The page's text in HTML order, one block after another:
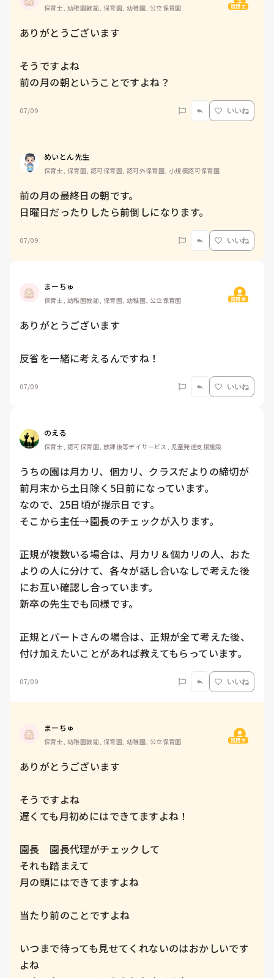
保育士, 幼稚園教諭, 保育園, 幼稚園, 公立保育園 質問主
ありがとうございます
そうですよね
前の月の朝ということですよね？
07/09 いいね
めいとん先生
保育士, 保育園, 認可保育園, 認可外保育園, 小規模認可保育園
前の月の最終日の朝です。
日曜日だったりしたら前倒しになります。
07/09 いいね
まーちゅ
保育士, 幼稚園教諭, 保育園, 幼稚園, 公立保育園 質問主
ありがとうございます
反省を一緒に考えるんですね！
07/09 いいね
のえる
保育士, 認可保育園, 放課後等デイサービス, 児童発達支援施設
うちの園は月カリ、個カリ、クラスだよりの締切が
前月末から土日除く5日前になっています。
なので、25日頃が提示日です。
そこから主任→園長のチェックが入ります。
正規が複数いる場合は、月カリ＆個カリの人、おた
よりの人に分けて、各々が話し合いなしで考えた後
にお互い確認し合っています。
新卒の先生でも同様です。
正規とパートさんの場合は、正規が全て考えた後、
付け加えたいことがあれば教えてもらっています。
07/09 いいね
まーちゅ
保育士, 幼稚園教諭, 保育園, 幼稚園, 公立保育園 質問主
ありがとうございます
そうですよね
遅くても月初めにはできてますよね！
園長　園長代理がチェックして
それも踏まえて
月の頭にはできてますよね
当たり前のことですよね
いつまで待っても見せてくれないのはおかしいです
よね